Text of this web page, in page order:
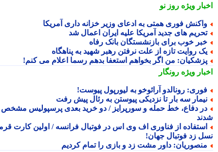
ویژهروز نو
فوری همتی به ادعای وزیر خزانه داری آمریکا
های جدید آمریکا علیه ایران اعمال شد
خوب برای بازنشستگان بانک رفاه
روایت تازه از علت نرفتن رهبر شهید به پناهگاه
من اگر بخواهم استعفا بدهم رسما اعلام می کنم!
ویژهرونگار
رونالدو آرائوخو به لیورپول پیوست!
سه بار تا نزدیکی پیوستن به رئال پیش رفت
دفاع، خط حمله و سورپرایز / دو خرید بعدی پرسپولیس مشخص
از فناوری اف وی اس در فوتبال فرانسه / اولین کارت قرمز
زد فوتبال جهان!
داور مشت زد و بازی را تمام کردیم